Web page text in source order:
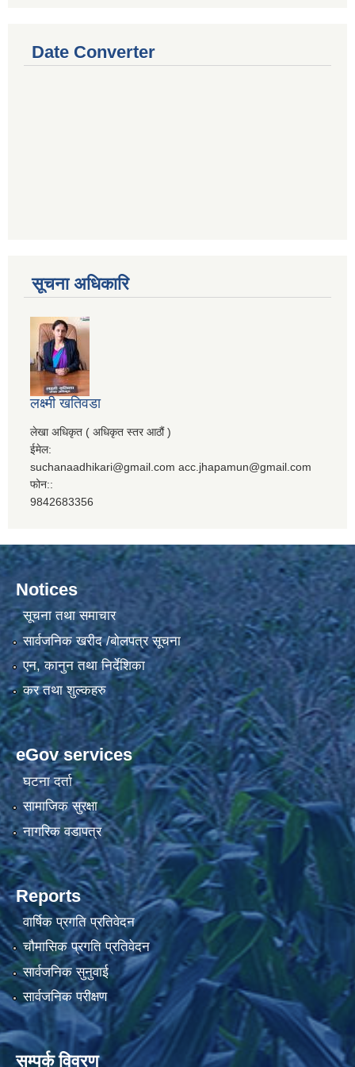
Date Converter
सूचना अधिकारि
लक्ष्मी खतिवडा
लेखा अधिकृत ( अधिकृत स्तर आठौं )
ईमेल:
suchanaadhikari@gmail.com acc.jhapamun@gmail.com
फोन::
9842683356
Notices
सूचना तथा समाचार
सार्वजनिक खरीद /बोलपत्र सूचना
एन, कानुन तथा निर्देशिका
कर तथा शुल्कहरु
eGov services
घटना दर्ता
सामाजिक सुरक्षा
नागरिक वडापत्र
Reports
वार्षिक प्रगति प्रतिवेदन
चौमासिक प्रगति प्रतिवेदन
सार्वजनिक सुनुवाई
सार्वजनिक परीक्षण
सम्पर्क विवरण